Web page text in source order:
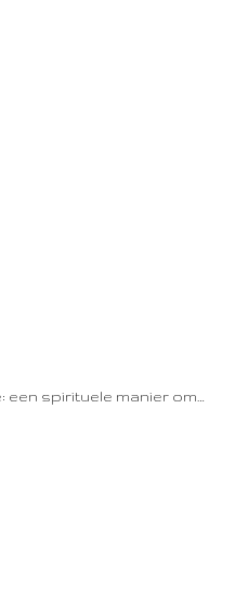
een spirituele manier om…